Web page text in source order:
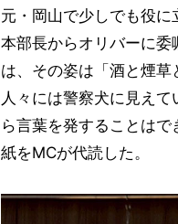
元・岡山で少しでも役
本部長からオリバーに
は、その姿は「酒と煙
人々には警察犬に見え
ら言葉を発することは
紙をMCが代読した。